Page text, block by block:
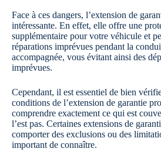
Face à ces dangers, l’extension de
intéressante. En effet, elle offre une
supplémentaire pour votre véhicule et
réparations imprévues pendant la
accompagnée, vous évitant ainsi des
imprévues.
Cependant, il est essentiel de bien
conditions de l’extension de garantie
comprendre exactement ce qui est
l’est pas. Certaines extensions de
comporter des exclusions ou des
important de connaître.